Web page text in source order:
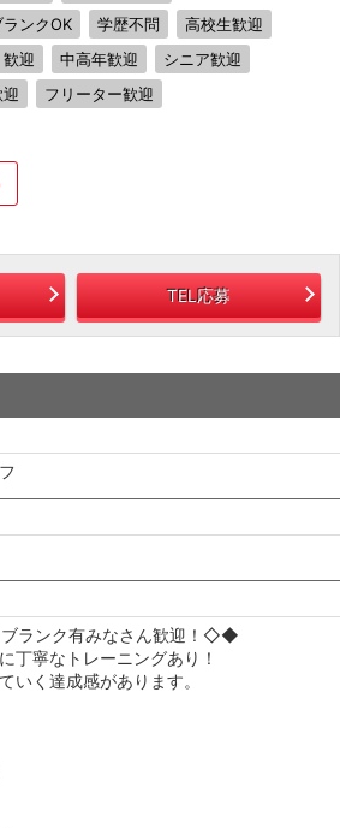
ランクOK 学歴不問
高校生歓迎
迎 中高年歓迎
シニア歓迎
フリーター歓迎
TEL応募
ランク有みなさん歓迎！◇◆
丁寧なトレーニングあり！
いく達成感があります。